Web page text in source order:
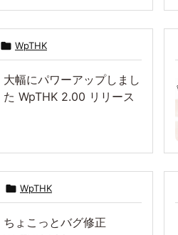
 WpTHK
大幅にパワーアップしまし
た WpTHK 2.00 リリース
 WpTHK
ちょこっとバグ修正